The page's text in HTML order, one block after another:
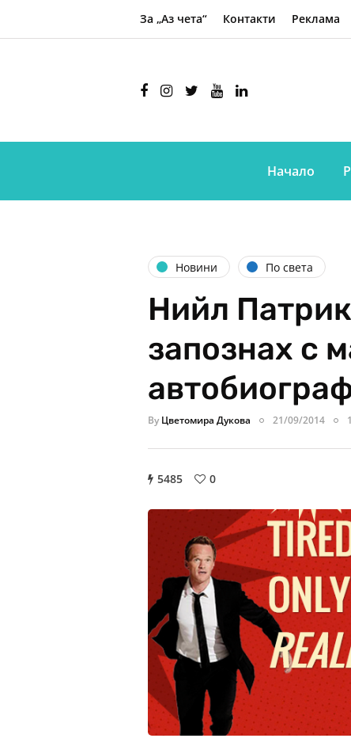
За „Аз чета“ Контакти Реклама
Начало
Новини По света
Нийл
запознах с
By Цветомира Дукова 21/09/2014
5485 0